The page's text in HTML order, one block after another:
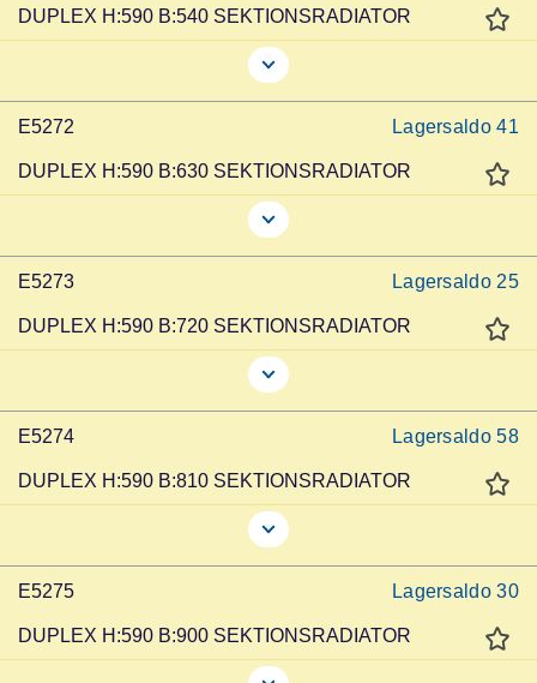
DUPLEX H:590 B:540 SEKTIONSRADIATOR
E5272 Lagersaldo 41
DUPLEX H:590 B:630 SEKTIONSRADIATOR
E5273 Lagersaldo 25
DUPLEX H:590 B:720 SEKTIONSRADIATOR
E5274 Lagersaldo 58
DUPLEX H:590 B:810 SEKTIONSRADIATOR
E5275 Lagersaldo 30
DUPLEX H:590 B:900 SEKTIONSRADIATOR